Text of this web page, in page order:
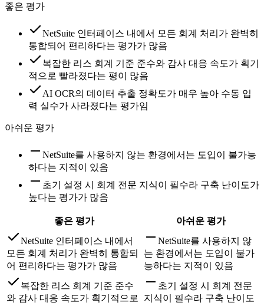
좋은 평가
NetSuite 인터페이스 내에서 모든 회계 처리가 완벽히
통합되어 편리하다는 평가가 많음
복잡한 리스 회계 기준 준수와 감사 대응 속도가 획기
적으로 빨라졌다는 평이 많음
AI OCR의 데이터 추출 정확도가 매우 높아 수동 입
력 실수가 사라졌다는 평가임
아쉬운 평가
NetSuite를 사용하지 않는 환경에서는 도입이 불가능
하다는 지적이 있음
초기 설정 시 회계 전문 지식이 필수라 구축 난이도가
높다는 평가가 많음
좋은 평가
아쉬운 평가
NetSuite 인터페이스 내에서
모든 회계 처리가 완벽히 통합되
어 편리하다는 평가가 많음
NetSuite를 사용하지 않
는 환경에서는 도입이 불가
능하다는 지적이 있음
복잡한 리스 회계 기준 준수
와 감사 대응 속도가 획기적으로
초기 설정 시 회계 전문
지식이 필수라 구축 난이도